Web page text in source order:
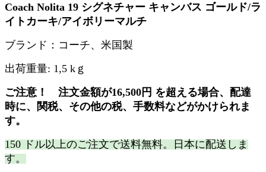
Coach Nolita 19 シグネチャー キャンバス ゴールド/ラ
イトカーキ/アイボリーマルチ
ブランド：コーチ、米国製
出荷重量: 1,5 k ｇ
ご注意！
注文金額が16,500 円 を超える場合、配達
時に、関税、その他の税、手数料などがかけられま
す。
150 ドル以上のご注文で送料無料。
日本に配送しま
す。